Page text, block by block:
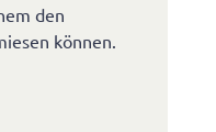
den
können.